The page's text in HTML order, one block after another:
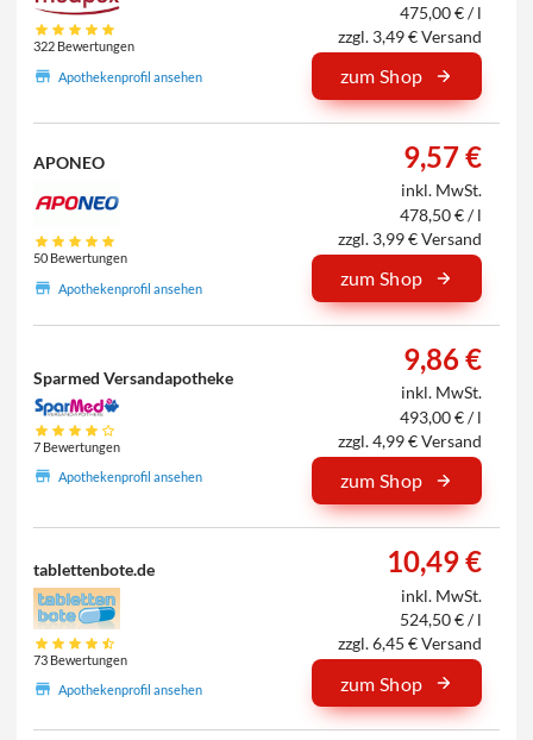
322 Bewertungen
Apothekenprofil ansehen
475,00 € / l
zzgl. 3,49 € Versand
zum Shop
APONEO
50 Bewertungen
Apothekenprofil ansehen
9,57 €
inkl. MwSt.
478,50 € / l
zzgl. 3,99 € Versand
zum Shop
Sparmed Versandapotheke
7 Bewertungen
Apothekenprofil ansehen
9,86 €
inkl. MwSt.
493,00 € / l
zzgl. 4,99 € Versand
zum Shop
tablettenbote.de
73 Bewertungen
Apothekenprofil ansehen
10,49 €
inkl. MwSt.
524,50 € / l
zzgl. 6,45 € Versand
zum Shop